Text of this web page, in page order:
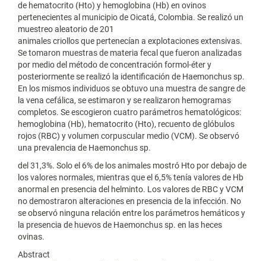
de hematocrito (Hto) y hemoglobina (Hb) en ovinos
pertenecientes al municipio de Oicatá, Colombia. Se realizó un
muestreo aleatorio de 201
animales criollos que pertenecían a explotaciones extensivas.
Se tomaron muestras de materia fecal que fueron analizadas
por medio del método de concentración formol-éter y
posteriormente se realizó la identificación de Haemonchus sp.
En los mismos individuos se obtuvo una muestra de sangre de
la vena cefálica, se estimaron y se realizaron hemogramas
completos. Se escogieron cuatro parámetros hematológicos:
hemoglobina (Hb), hematocrito (Hto), recuento de glóbulos
rojos (RBC) y volumen corpuscular medio (VCM). Se observó
una prevalencia de Haemonchus sp.
del 31,3%. Solo el 6% de los animales mostró Hto por debajo de
los valores normales, mientras que el 6,5% tenía valores de Hb
anormal en presencia del helminto. Los valores de RBC y VCM
no demostraron alteraciones en presencia de la infección. No
se observó ninguna relación entre los parámetros hemáticos y
la presencia de huevos de Haemonchus sp. en las heces
ovinas.
Abstract